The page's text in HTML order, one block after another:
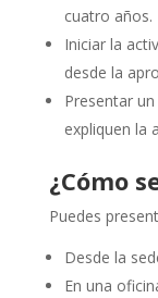
cuatro años.
Iniciar la
desde la
Presentar un
expliquen la
¿Cómo
Puedes
Desde la
En una